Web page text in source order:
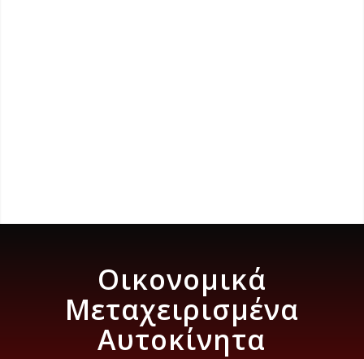
Οικονομικά
Μεταχειρισμένα
Αυτοκίνητα